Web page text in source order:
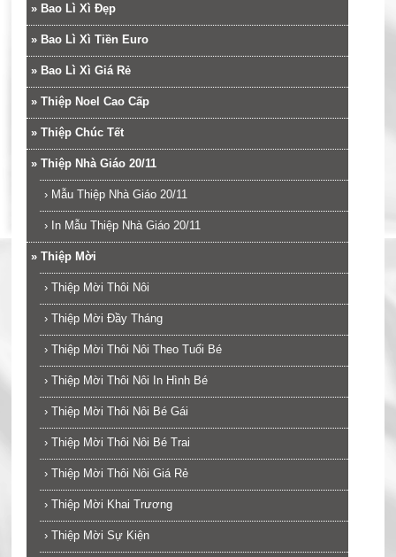
» Bao Lì Xì Đẹp
» Bao Lì Xì Tiền Euro
» Bao Lì Xì Giá Rẻ
» Thiệp Noel Cao Cấp
» Thiệp Chúc Tết
» Thiệp Nhà Giáo 20/11
› Mẫu Thiệp Nhà Giáo 20/11
› In Mẫu Thiệp Nhà Giáo 20/11
» Thiệp Mời
› Thiệp Mời Thôi Nôi
› Thiệp Mời Đầy Tháng
› Thiệp Mời Thôi Nôi Theo Tuổi Bé
› Thiệp Mời Thôi Nôi In Hình Bé
› Thiệp Mời Thôi Nôi Bé Gái
› Thiệp Mời Thôi Nôi Bé Trai
› Thiệp Mời Thôi Nôi Giá Rẻ
› Thiệp Mời Khai Trương
› Thiệp Mời Sự Kiện